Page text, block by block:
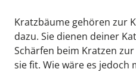
Kratzbäume gehören zur
dazu. Sie dienen deiner
Schärfen beim Kratzen
sie fit. Wie wäre es jedoch